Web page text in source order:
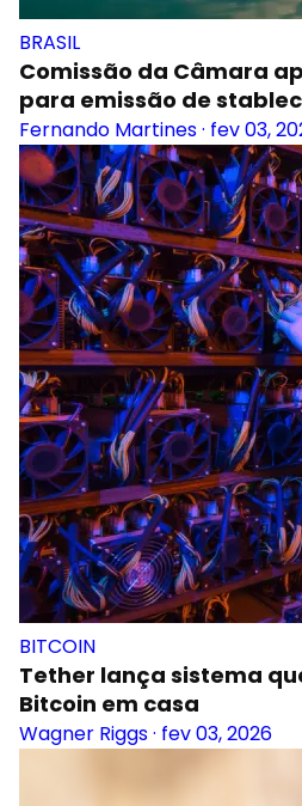
BRASIL
Comissão da Câmara
para emissão de
Fernando Martines· fev 03,
BITCOIN
Tether lança sistema
Bitcoin em casa
Wagner Riggs· fev 03, 2026